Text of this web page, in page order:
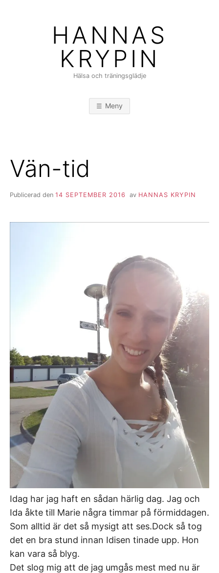
HANNAS
KRYPIN
Hälsa och träningsglädje
Meny
Vän-tid
Publicerad den 14 SEPTEMBER 2016 av HANNAS KRYPIN
Idag har jag haft en sådan härlig dag. Jag och
Ida åkte till Marie några timmar på förmiddagen.
Som alltid är det så mysigt att ses.Dock så tog
det en bra stund innan Idisen tinade upp. Hon
kan vara så blyg.
Det slog mig att de jag umgås mest med nu är